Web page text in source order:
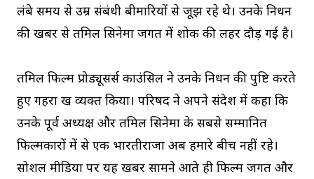
लंबे समय से उम्र संबंधी बीमारियों से जूझ रहे थे। उनके निधन
की खबर से तमिल सिनेमा जगत में शोक की लहर दौड़ गई है।
तमिल फिल्म प्रोड्यूसर्स काउंसिल ने उनके निधन की पुष्टि करते
हुए गहरा दुख व्यक्त किया। परिषद ने अपने संदेश में कहा कि
उनके पूर्व अध्यक्ष और तमिल सिनेमा के सबसे सम्मानित
फिल्मकारों में से एक भारतीराजा अब हमारे बीच नहीं रहे।
सोशल मीडिया पर यह खबर सामने आते ही फिल्म जगत और